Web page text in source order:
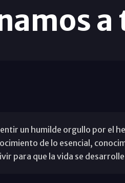
un humilde orgullo por el
de lo esencial,
para que la vida se